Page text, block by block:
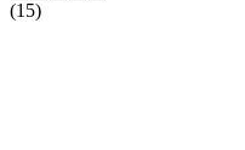
(15)